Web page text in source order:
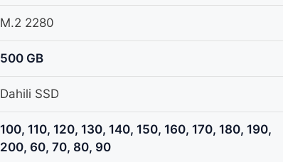
M.2 2280
500 GB
Dahili SSD
100, 110, 120, 130, 140, 150, 160, 170, 180, 190,
200, 60, 70, 80, 90